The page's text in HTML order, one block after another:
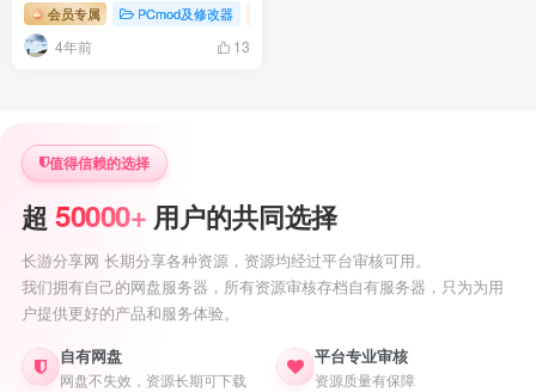
会员专属 PCmod及修改器
4年前 13
值得信赖的选择
超50000+ 用户的共同选择
长游分享网 长期分享各种资源，资源均经过平台审核可用。
我们拥有自己的网盘服务器，所有资源审核存档自有服务器，只为为用
户提供更好的产品和服务体验。
自有网盘
网盘不失效，资源长期可下载
平台专业审核
资源质量有保障